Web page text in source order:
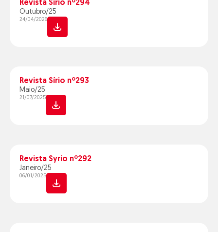
Revista Sírio nº294
Outubro/25
24/04/2026
Revista Sírio nº293
Maio/25
21/07/2025
Revista Syrio nº292
Janeiro/25
06/01/2025